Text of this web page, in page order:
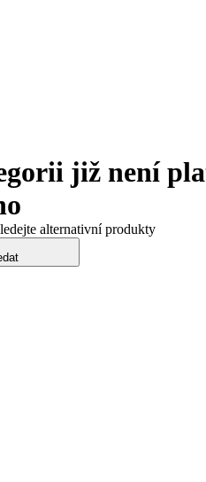
již není
alternativní produkty